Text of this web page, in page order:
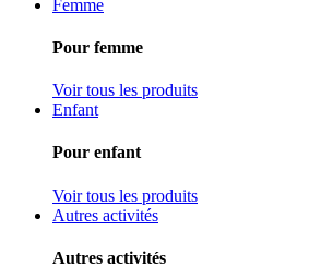
Femme
Pour femme
Voir tous les produits
Enfant
Pour enfant
Voir tous les produits
Autres activités
Autres activités